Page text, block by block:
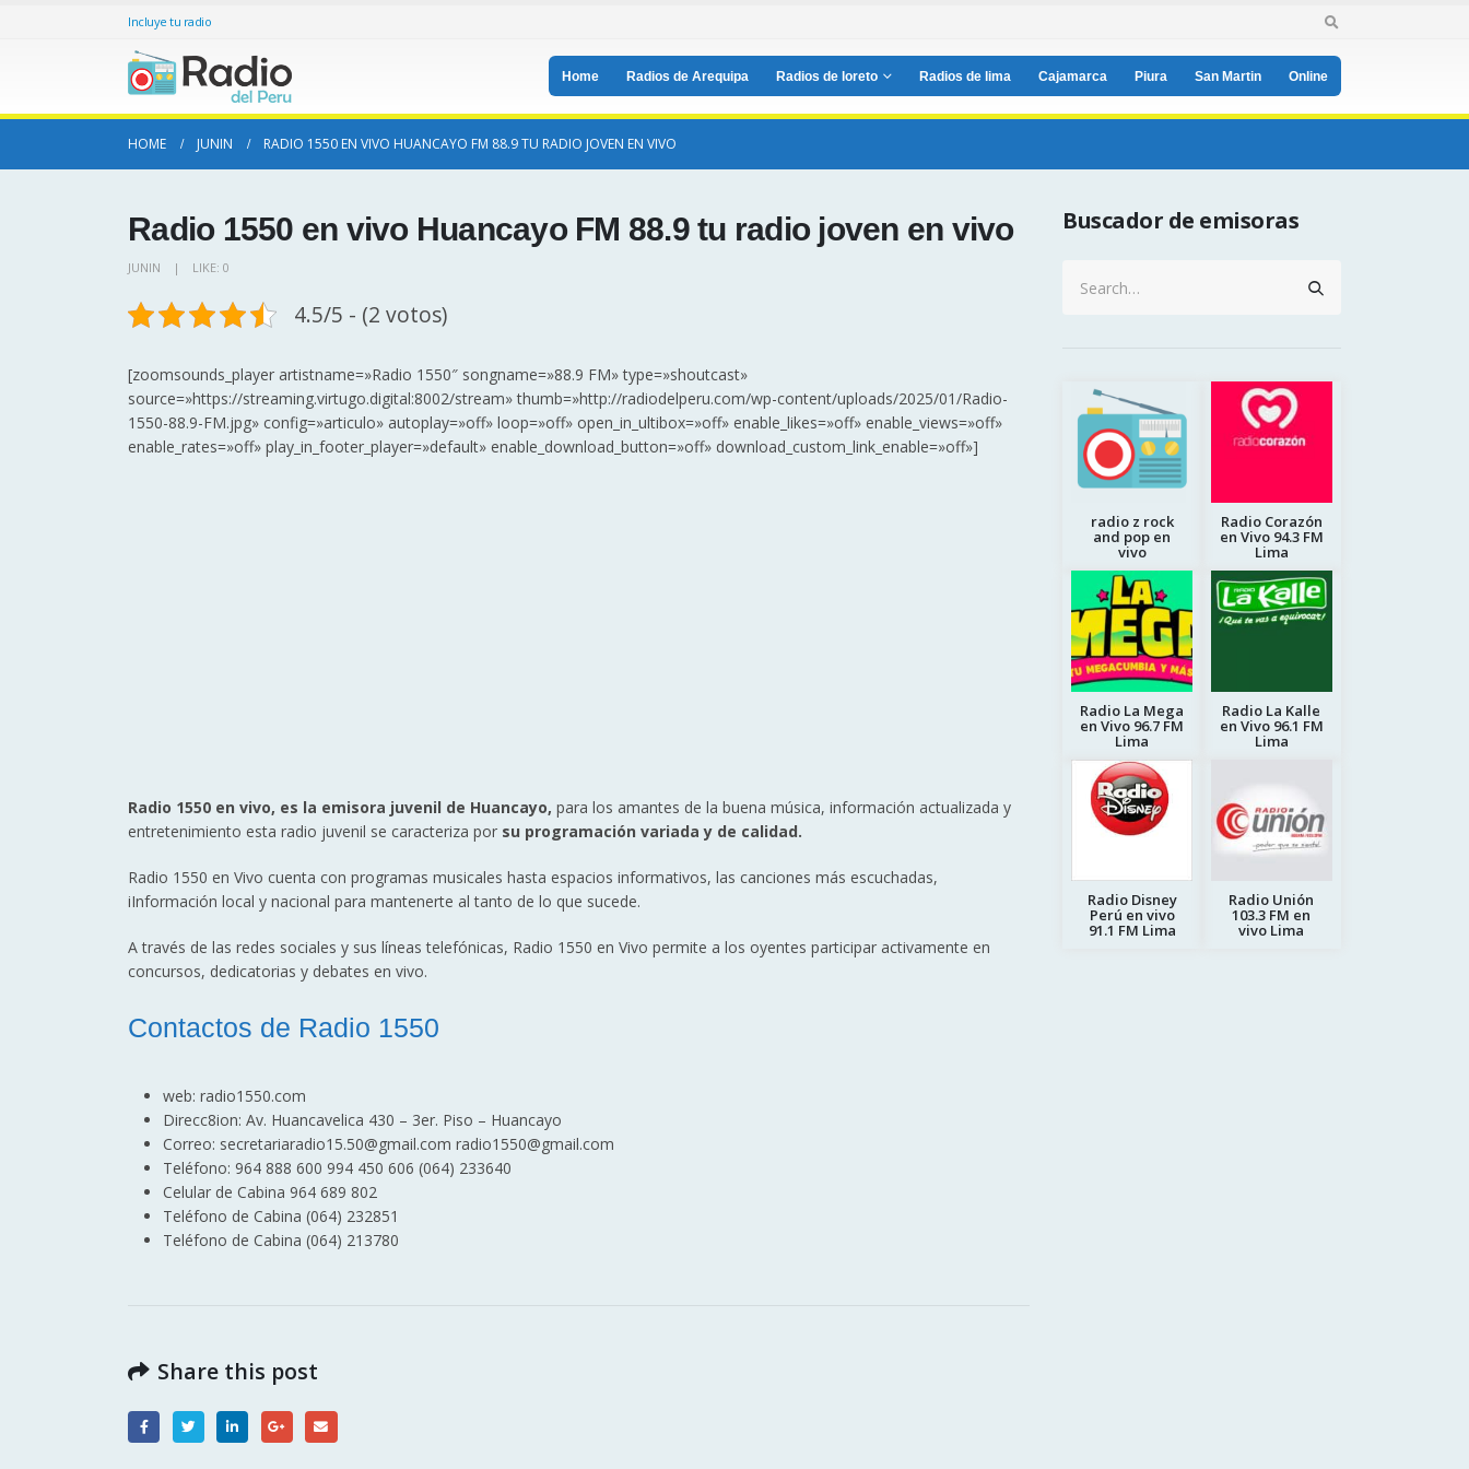
Incluye tu radio
Home Radios de Arequipa Radios de loreto Radios de lima Cajamarca Piura San Martin Online
HOME JUNIN RADIO 1550 EN VIVO HUANCAYO FM 88.9 TU RADIO JOVEN EN VIVO
Radio 1550 en vivo Huancayo FM 88.9 tu radio joven en vivo
JUNIN LIKE: 0
4.5/5 - (2 votos)
[zoomsounds_player artistname=»Radio 1550″ songname=»88.9 FM» type=»shoutcast»
source=»https://streaming.virtugo.digital:8002/stream» thumb=»http://radiodelperu.com/wp-content/uploads/2025/01/Radio-
1550-88.9-FM.jpg» config=»articulo» autoplay=»off» loop=»off» open_in_ultibox=»off» enable_likes=»off» enable_views=»off»
enable_rates=»off» play_in_footer_player=»default» enable_download_button=»off» download_custom_link_enable=»off»]
Radio 1550 en vivo, es la emisora juvenil de Huancayo, para los amantes de la buena música, información actualizada y
entretenimiento esta radio juvenil se caracteriza por su programación variada y de calidad.
Radio 1550 en Vivo cuenta con programas musicales hasta espacios informativos, las canciones más escuchadas,
iInformación local y nacional para mantenerte al tanto de lo que sucede.
A través de las redes sociales y sus líneas telefónicas, Radio 1550 en Vivo permite a los oyentes participar activamente en
concursos, dedicatorias y debates en vivo.
Contactos de Radio 1550
web: radio1550.com
Direcc8ion: Av. Huancavelica 430 – 3er. Piso – Huancayo
Correo: secretariaradio15.50@gmail.com radio1550@gmail.com
Teléfono: 964 888 600 994 450 606 (064) 233640
Celular de Cabina 964 689 802
Teléfono de Cabina (064) 232851
Teléfono de Cabina (064) 213780
Share this post
Buscador de emisoras
radio z rock
and pop en
vivo
Radio Corazón
en Vivo 94.3 FM
Lima
Radio La Mega
en Vivo 96.7 FM
Lima
Radio La Kalle
en Vivo 96.1 FM
Lima
Radio Disney
Perú en vivo
91.1 FM Lima
Radio Unión
103.3 FM en
vivo Lima